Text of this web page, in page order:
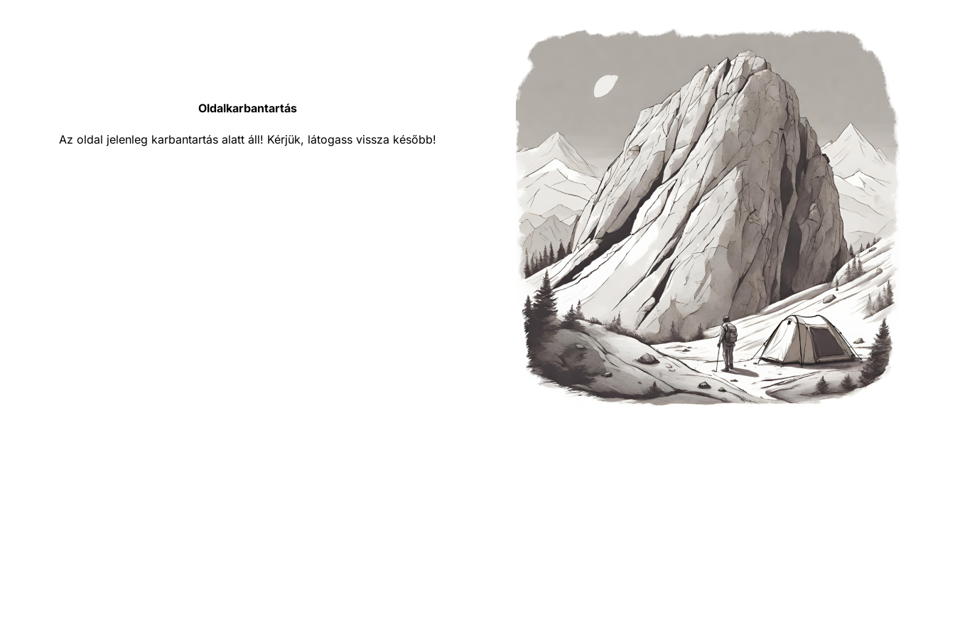
Oldalkarbantartás
Az oldal jelenleg karbantartás alatt áll! Kérjük, látogass vissza később!